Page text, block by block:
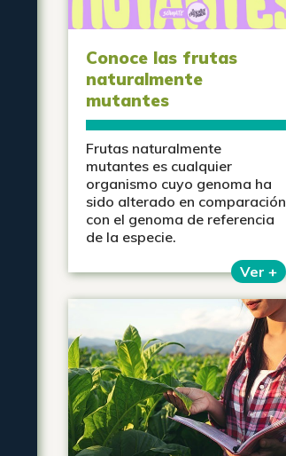
Conoce las frutas
naturalmente
mutantes
Frutas naturalmente
mutantes es cualquier
organismo cuyo genoma ha
sido alterado en comparación
con el genoma de referencia
de la especie.
Ver +